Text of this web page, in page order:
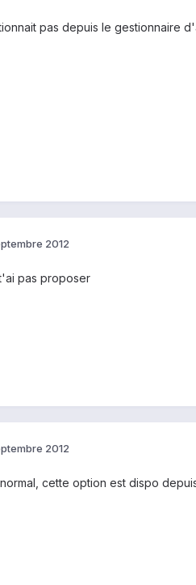
pas depuis le gestionnaire
2012
pas proposer
2012
cette option est dispo